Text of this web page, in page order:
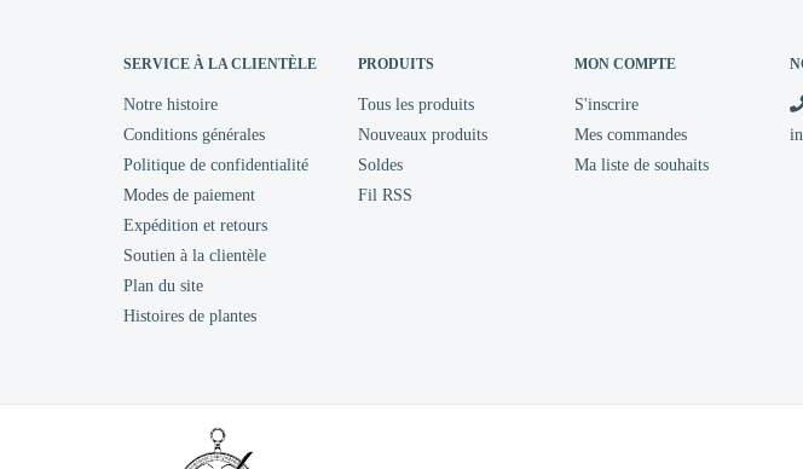
SERVICE À LA CLIENTÈLE
Notre histoire
Conditions générales
Politique de confidentialité
Modes de paiement
Expédition et retours
Soutien à la clientèle
Plan du site
Histoires de plantes
PRODUITS
Tous les produits
Nouveaux produits
Soldes
Fil RSS
MON COMPTE
S'inscrire
Mes commandes
Ma liste de souhaits